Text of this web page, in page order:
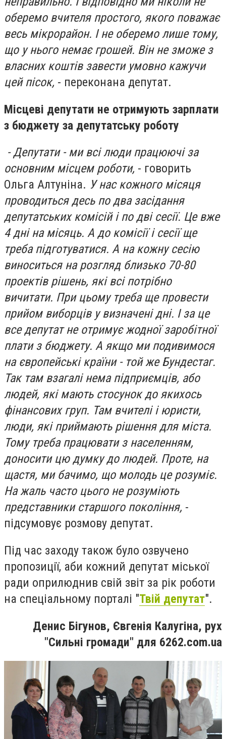
оберемо вчителя простого, якого поважає
весь мікрорайон. І не оберемо лише тому,
що у нього немає грошей. Він не зможе з
власних коштів завести умовно кажучи
цей пісок, - переконана депутат.
Місцеві депутати не отримують зарплати
з бюджету за депутатську роботу
- Депутати - ми всі люди працюючі за
основним місцем роботи, - говорить
Ольга Алтуніна. У нас кожного місяця
проводиться десь по два засідання
депутатських комісій і по дві сесії. Це вже
4 дні на місяць. А до комісії і сесії ще
треба підготуватися. А на кожну сесію
виноситься на розгляд близько 70-80
проектів рішень, які всі потрібно
вичитати. При цьому треба ще провести
прийом виборців у визначені дні. І за це
все депутат не отримує жодної заробітної
плати з бюджету. А якщо ми подивимося
на європейські країни - той же Бундестаг.
Так там взагалі нема підприємців, або
людей, які мають стосунок до якихось
фінансових груп. Там вчителі і юристи,
люди, які приймають рішення для міста.
Тому треба працювати з населенням,
доносити цю думку до людей. Проте, на
щастя, ми бачимо, що молодь це розуміє.
На жаль часто цього не розуміють
представники старшого покоління, -
підсумовує розмову депутат.
Під час заходу також було озвучено
пропозиції, аби кожний депутат міської
ради оприлюднив свій звіт за рік роботи
на спеціальному порталі "Твій депутат".
Денис Бігунов, Євгенія Калугіна, рух
"Сильні громади" для 6262.com.ua